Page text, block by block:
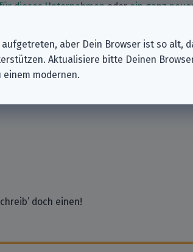
dieses Unternehmenoderein ganz
doch einen!
aufgetreten, aber Dein Browser ist so alt,
Aktualisiere bitte Deinen
einem modernen.